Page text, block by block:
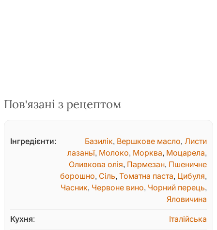
Пов'язані з рецептом
Інгредієнти: Базилік, Вершкове масло, Листи
лазаньї, Молоко, Морква, Моцарела,
Оливкова олія, Пармезан, Пшеничне
борошно, Сіль, Томатна паста, Цибуля,
Часник, Червоне вино, Чорний перець,
Яловичина
Кухня: Італійська